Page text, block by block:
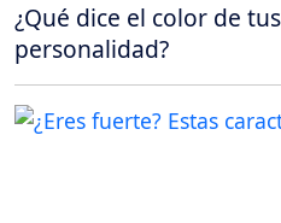
¿Qué dice el color de
personalidad?